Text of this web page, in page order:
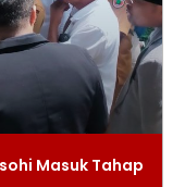
Masuk Tahap